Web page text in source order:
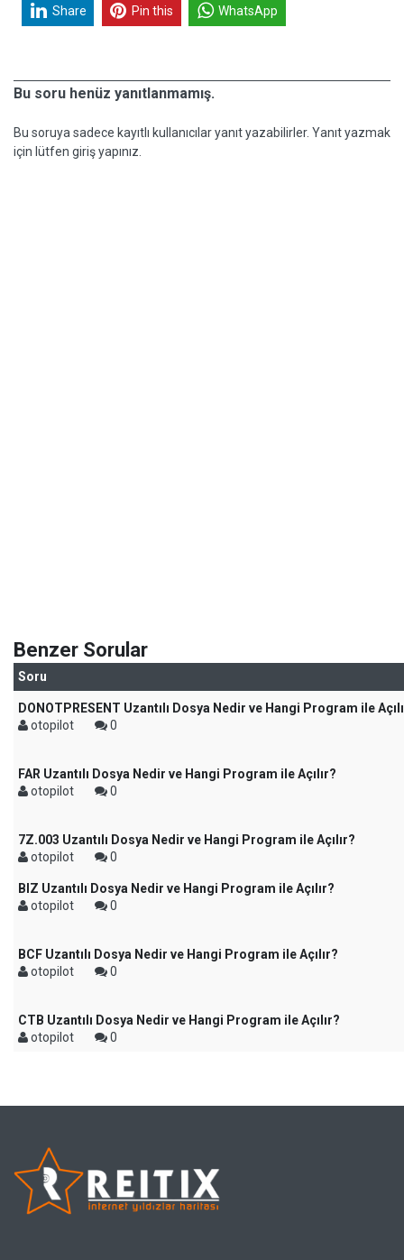
Share Pin this WhatsApp
Bu soru henüz yanıtlanmamış.
Bu soruya sadece kayıtlı kullanıcılar yanıt yazabilirler. Yanıt yazmak
için lütfen giriş yapınız.
Benzer Sorular
Soru
DONOTPRESENT Uzantılı Dosya Nedir ve Hangi Program ile
otopilot
0
FAR Uzantılı Dosya Nedir ve Hangi Program ile Açılır?
otopilot
0
7Z.003 Uzantılı Dosya Nedir ve Hangi Program ile Açılır?
otopilot
0
BIZ Uzantılı Dosya Nedir ve Hangi Program ile Açılır?
otopilot
0
BCF Uzantılı Dosya Nedir ve Hangi Program ile Açılır?
otopilot
0
CTB Uzantılı Dosya Nedir ve Hangi Program ile Açılır?
otopilot
0